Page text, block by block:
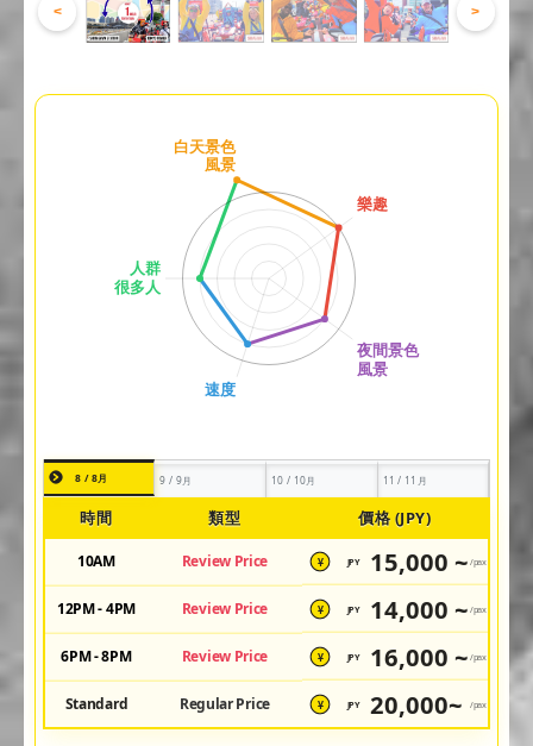
< >
8 / 8月 9 / 9月 10 / 10月 11 / 11月
時間 類型 價格 (JPY)
10AM Review Price ¥ JPY 15,000 ~ /pax
12PM - 4PM Review Price ¥ JPY 14,000 ~ /pax
6PM - 8PM Review Price ¥ JPY 16,000 ~ /pax
Standard Regular Price ¥ JPY 20,000~ /pax